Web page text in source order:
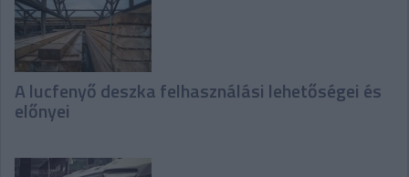
A lucfenyő deszka felhasználási lehetőségei és
előnyei